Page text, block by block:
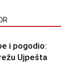
i pogodio:
Ujpešta